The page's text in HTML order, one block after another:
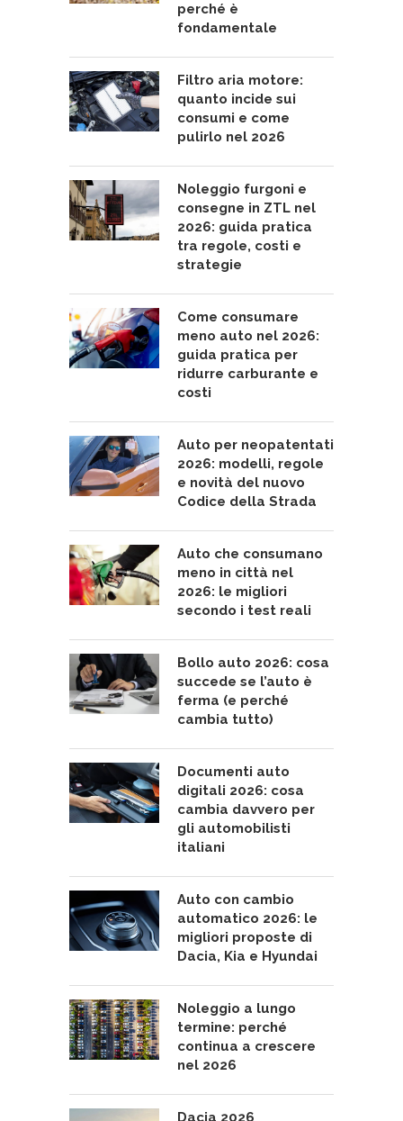
perché è
fondamentale
Filtro aria motore:
quanto incide sui
consumi e come
pulirlo nel 2026
Noleggio furgoni e
consegne in ZTL nel
2026: guida pratica
tra regole, costi e
strategie
Come consumare
meno auto nel 2026:
guida pratica per
ridurre carburante e
costi
Auto per neopatentati
2026: modelli, regole
e novità del nuovo
Codice della Strada
Auto che consumano
meno in città nel
2026: le migliori
secondo i test reali
Bollo auto 2026: cosa
succede se l’auto è
ferma (e perché
cambia tutto)
Documenti auto
digitali 2026: cosa
cambia davvero per
gli automobilisti
italiani
Auto con cambio
automatico 2026: le
migliori proposte di
Dacia, Kia e Hyundai
Noleggio a lungo
termine: perché
continua a crescere
nel 2026
Dacia 2026